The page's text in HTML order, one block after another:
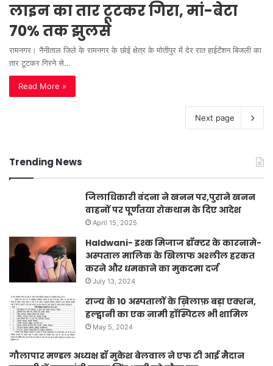
लाइन का तार टूटकर गिरा, मां-बेटा
70% तक झुलसे
रामनगर। नैनीताल जिले के रामनगर के छोई क्षेत्र के मोतीपुर में देर रात हाईटेंशन बिजली का
तार टूटकर गिरने से…
Read More »
Next page
Trending News
जिलाधिकारी वंदना ने खनन पर,पुराने खनन
वाहनों पर पूर्णतया रोकथाम के दिए आदेश
April 15, 2025
Haldwani- इश्क मिजाज डॉक्टर के कारनामे-
अस्पताल मालिक के खिलाफ अश्लील हरकत
करने और धमकाने का मुकदमा दर्ज
July 13, 2024
राज्य के 10 अस्पतालों के ख़िलाफ़ बड़ा एक्शन,
हल्द्वानी का एक नामी हॉस्पिटल भी शामिल
May 5, 2024
गौलापार मण्डल अध्यक्ष डॉ मुकेश बेलवाल ने एफ टी आई मैदान